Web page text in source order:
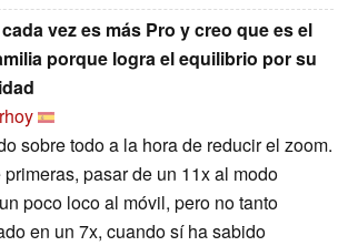
vez es más Pro y creo que es el
porque logra el equilibrio por su
sobre todo a la hora de reducir el zoom.
pasar de un 11x al modo
poco loco al móvil, pero no tanto
en un 7x, cuando sí ha sabido